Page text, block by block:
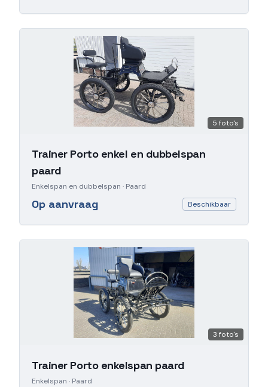
5 foto's
Trainer Porto enkel en dubbelspan
paard
Enkelspan en dubbelspan · Paard
Op aanvraag Beschikbaar
3 foto's
Trainer Porto enkelspan paard
Enkelspan · Paard